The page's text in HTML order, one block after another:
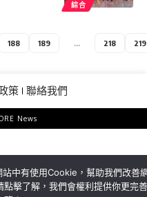
綜合
188 189 ... 218 219
策 聯絡我們
News
中有使用Cookie，幫助我們改善
擊了解，我們會權利提供你更完